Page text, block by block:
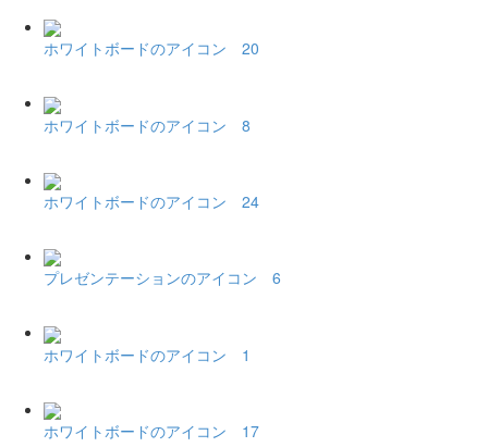
ホワイトボードのアイコン 20
ホワイトボードのアイコン 8
ホワイトボードのアイコン 24
プレゼンテーションのアイコン 6
ホワイトボードのアイコン 1
ホワイトボードのアイコン 17